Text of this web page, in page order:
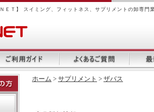
ＥＴ】 スイミング、フィットネス、サプリメントの卸専門
ホーム > サプリメント > ザバス